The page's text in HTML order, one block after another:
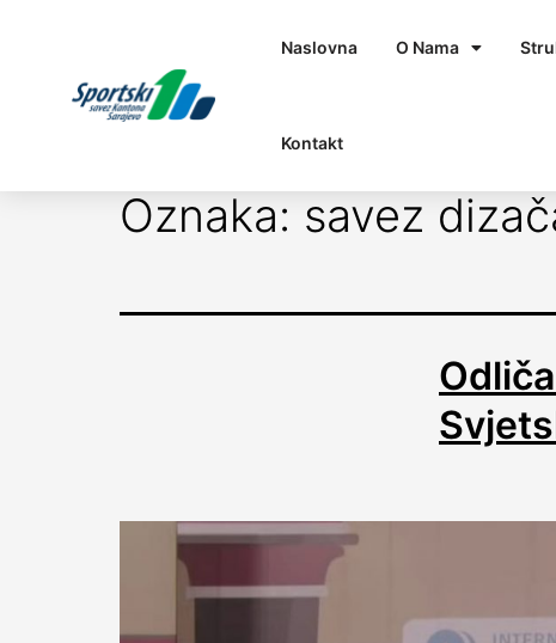
Naslovna O Nama
Kontakt
Oznaka: savez